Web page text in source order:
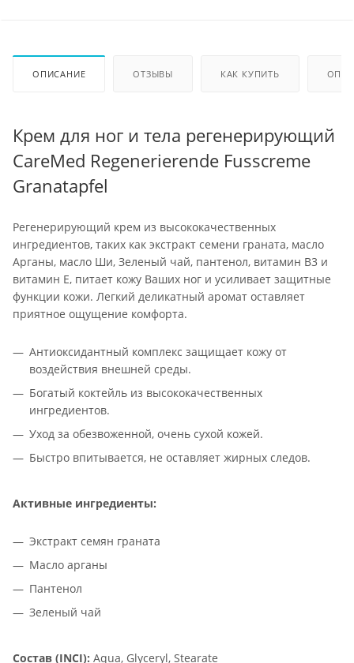
ОПИСАНИЕ ОТЗЫВЫ КАК КУПИТЬ
Крем для ног и тела регенерирующий
CareMed Regenerierende Fusscreme
Granatapfel
Регенерирующий крем из высококачественных
ингредиентов, таких как экстракт семени граната, масло
Арганы, масло Ши, Зеленый чай, пантенол, витамин B3 и
витамин Е, питает кожу Ваших ног и усиливает защитные
функции кожи. Легкий деликатный аромат оставляет
приятное ощущение комфорта.
Антиоксидантный комплекс защищает кожу от
воздействия внешней среды.
Богатый коктейль из высококачественных
ингредиентов.
Уход за обезвоженной, очень сухой кожей.
Быстро впитывается, не оставляет жирных следов.
Активные ингредиенты:
Экстракт семян граната
Масло арганы
Пантенол
Зеленый чай
Состав (INCI): Aqua, Glyceryl, Stearate